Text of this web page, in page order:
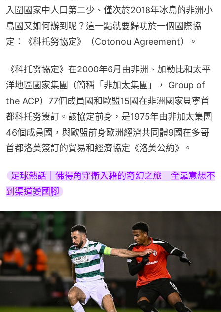
入圍國家中人口第二少、僅次於2018年冰島的非洲小
島國又如何辦到呢？這一點就要歸功於一個國際協
定：《科托努協定》（Cotonou Agreement）。
《科托努協定》在2000年6月由非洲、加勒比和太平
洋地區國家集團（簡稱「非加太集團」， Group of
the ACP）77個成員國和歐盟15國在非洲國家貝寧首
都科托努簽訂。該協定前身，是1975年由非加太集團
46個成員國，與歐盟前身歐洲經濟共同體9國在多哥
首都洛美簽訂的貿易和經濟協定《洛美公約》。
足球熱話｜佛得角守衛入籍的奇幻之旅　全靠意想不
到渠道變國腳